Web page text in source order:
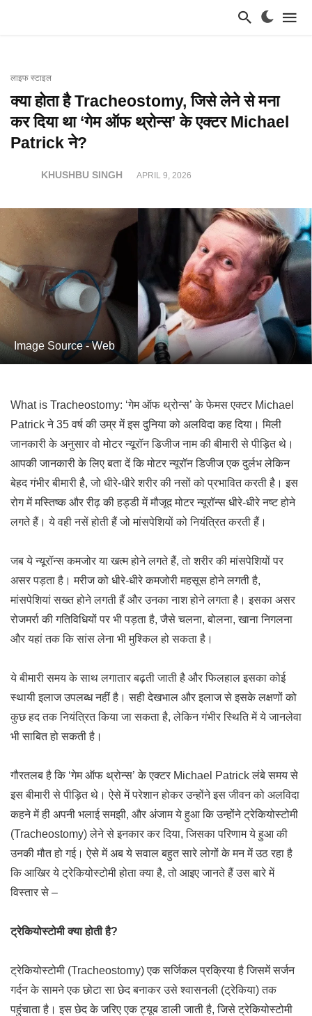
लाइफ स्टाइल
क्या होता है Tracheostomy, जिसे लेने से मना
कर दिया था ‘गेम ऑफ थ्रोन्स’ के एक्टर Michael
Patrick ने?
KHUSHBU SINGH APRIL 9, 2026
Image Source - Web
What is Tracheostomy: ‘गेम ऑफ थ्रोन्स’ के फेमस एक्टर Michael
Patrick ने 35 वर्ष की उम्र में इस दुनिया को अलविदा कह दिया। मिली
जानकारी के अनुसार वोमोटर न्यूरॉन डिजीजनाम की बीमारी से पीड़ित थे।
आपकी जानकारी के लिए बता दें किमोटर न्यूरॉन डिजीजएक दुर्लभ लेकिन
बेहद गंभीर बीमारी है, जो धीरे-धीरे शरीर की नसों को प्रभावित करती है। इस
रोग में मस्तिष्क और रीढ़ की हड्डी में मौजूद मोटर न्यूरॉन्स धीरे-धीरे नष्ट होने
लगते हैं। ये वही नसें होती हैं जो मांसपेशियों को नियंत्रित करती हैं।
जब ये न्यूरॉन्स कमजोर या खत्म होने लगते हैं, तो शरीर की मांसपेशियों पर
असर पड़ता है। मरीज को धीरे-धीरे कमजोरी महसूस होने लगती है,
मांसपेशियां सख्त होने लगती हैं और उनका नाश होने लगता है। इसका असर
रोजमर्रा की गतिविधियों पर भी पड़ता है, जैसे चलना, बोलना, खाना निगलना
और यहां तक कि सांस लेना भी मुश्किल हो सकता है।
ये बीमारी समय के साथ लगातार बढ़ती जाती है और फिलहाल इसका कोई
स्थायी इलाज उपलब्ध नहीं है। सही देखभाल और इलाज से इसके लक्षणों को
कुछ हद तक नियंत्रित किया जा सकता है, लेकिन गंभीर स्थिति में ये जानलेवा
भी साबित हो सकती है।
गौरतलब है कि ‘गेम ऑफ थ्रोन्स’ के एक्टर Michael Patrick लंबे समय से
इस बीमारी से पीड़ित थे। ऐसे में परेशान होकर उन्होंने इस जीवन को अलविदा
कहने में ही अपनी भलाई समझी, और अंजाम ये हुआ कि उन्होंने ट्रेकियोस्टोमी
(Tracheostomy) लेने से इनकार कर दिया, जिसका परिणाम ये हुआ की
उनकी मौत हो गई। ऐसे में अब ये सवाल बहुत सारे लोगों के मन में उठ रहा है
कि आखिर ये ट्रेकियोस्टोमी होता क्या है, तो आइए जानते हैं उस बारे में
विस्तार से –
ट्रेकियोस्टोमी क्या होती है?
ट्रेकियोस्टोमी (Tracheostomy) एक सर्जिकल प्रक्रिया है जिसमें सर्जन
गर्दन के सामने एक छोटा सा छेद बनाकर उसे श्वासनली (ट्रेकिया) तक
पहुंचाता है। इस छेद के जरिए एक ट्यूब डाली जाती है, जिसे ट्रेकियोस्टोमी